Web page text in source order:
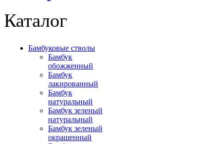
Каталог
Бамбуковые стволы
Бамбук
обожженный
Бамбук
лакированный
Бамбук
натуральный
Бамбук зеленый
натуральный
Бамбук зеленый
окрашенный